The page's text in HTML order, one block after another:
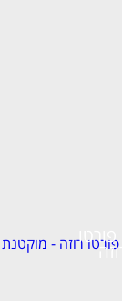
פורטו